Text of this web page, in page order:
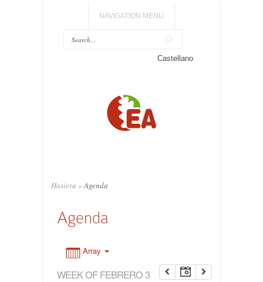
NAVIGATION MENU
Castellano
Hasiera » Agenda
Agenda
Array
WEEK OF FEBRERO 3